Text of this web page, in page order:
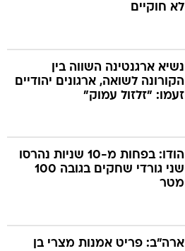
לא חוקיים
נשיא ארגנטינה השווה בין
הקורונה לשואה, ארגונים יהודיים
זעמו: "זלזול עמוק"
הודו: בפחות מ-10 שניות נהרסו
שני גורדי שחקים בגובה 100
מטר
ארה"ב: פריט אמנות מצרי בן